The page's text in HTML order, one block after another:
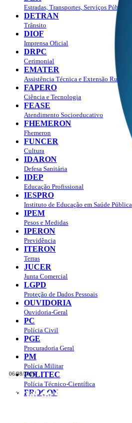
06/08/2026
Portal do Governo do
Estradas, Transportes, Serviços Públicos
DETRAN
Trânsito
DIOF
Imprensa Oficial
DRPC
Cerimonial
EMATER
Assistência Técnica e Extensão Rural
FAPERO
Ciência e Tecnologia
FEASE
Atendimento Socioeducativo
FHEMERON
Fhemeron
FUNCER
Cultura
IDARON
Defesa Sanitária
IDEP
Educação Profissional
IESPRO
Instituto de Educação em Saúde Pública
IPEM
Pesos e Medidas
IPERON
Previdência
ITERON
Terras
JUCER
Junta Comercial
LGPD
Proteção de Dados Pessoais
OUVIDORIA
Ouvidoria-Geral
PC
Polícia Civil
PGE
Procuradoria Geral
PM
Polícia Militar
POLITEC
Polícia Técnico-Científica
PROCON